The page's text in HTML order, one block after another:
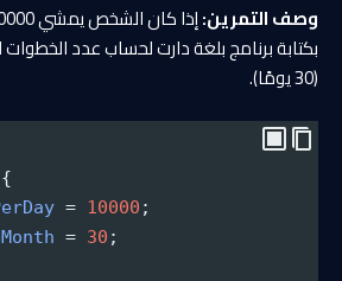
وصف التمرين:
بكتابة برنامج بلغة دارت لحساب عدد
(30 يومًا).
= 10000 ;
= 30 ;